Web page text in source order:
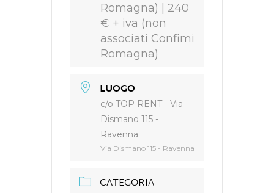
Romagna) | 240
€ + iva (non
associati Confimi
Romagna)
LUOGO
c/o TOP RENT - Via
Dismano 115 -
Ravenna
Via Dismano 115 - Ravenna
CATEGORIA